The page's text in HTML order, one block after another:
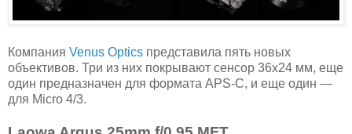
Компания Venus Optics представила пять новых
объективов. Три из них покрывают сенсор 36x24 мм, еще
один предназначен для формата APS-C, и еще один —
для Micro 4/3.